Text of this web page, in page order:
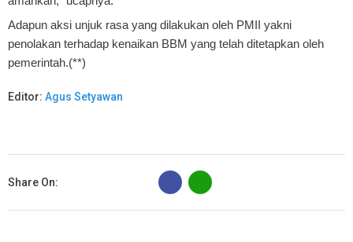
Adapun aksi unjuk rasa yang dilakukan oleh PMII yakni
penolakan terhadap kenaikan BBM yang telah ditetapkan oleh
pemerintah.(**)
Editor: Agus Setyawan
Share On:
B